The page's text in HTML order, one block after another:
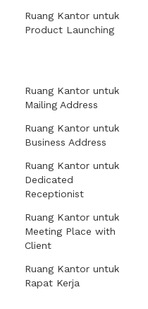
Ruang Kantor untuk
Product Launching
Ruang Kantor untuk
Mailing Address
Ruang Kantor untuk
Business Address
Ruang Kantor untuk
Dedicated
Receptionist
Ruang Kantor untuk
Meeting Place with
Client
Ruang Kantor untuk
Rapat Kerja